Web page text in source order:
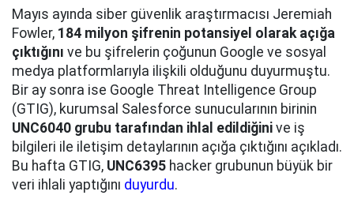
Mayıs ayında siber güvenlik araştırmacısı Jeremiah
Fowler, 184 milyon şifrenin potansiyel olarak açığa
çıktığını ve bu şifrelerin çoğunun Google ve sosyal
medya platformlarıyla ilişkili olduğunu duyurmuştu.
Bir ay sonra ise Google Threat Intelligence Group
(GTIG), kurumsal Salesforce sunucularının birinin
UNC6040 grubu tarafından ihlal edildiğini ve iş
bilgileri ile iletişim detaylarının açığa çıktığını açıkladı.
Bu hafta GTIG, UNC6395 hacker grubunun büyük bir
veri ihlali yaptığını duyurdu.